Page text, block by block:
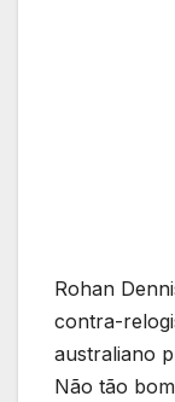
Rohan
contra-
australiano
Não tão